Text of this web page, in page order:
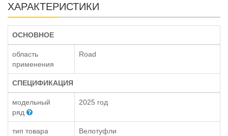
ХАРАКТЕРИСТИКИ
ОСНОВНОЕ
область
применения
Road
СПЕЦИФИКАЦИЯ
модельный
ряд
2025 год
тип товара Велотуфли